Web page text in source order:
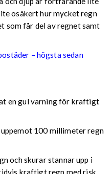
osäkert hur mycket regn
som får del av regnet samt
– högsta sedan
en gul varning för kraftigt
100 millimeter regn
och skurar stannar upp i
kraftigt regn med risk